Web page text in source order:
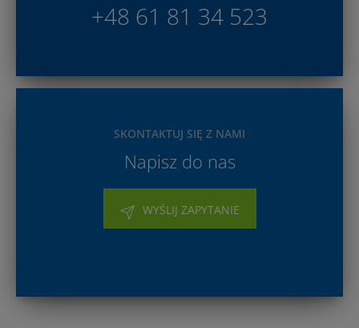
+48 61 81 34 523
SKONTAKTUJ SIĘ Z NAMI
Napisz do nas
WYŚLIJ ZAPYTANIE